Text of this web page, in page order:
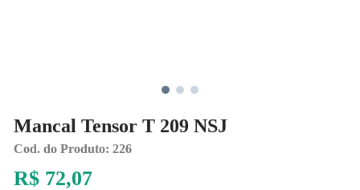
Mancal Tensor T 209 NSJ
Cod. do Produto: 226
R$ 72,07